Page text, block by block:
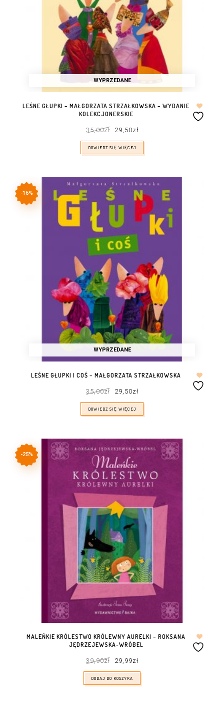
WYPRZEDANE
LEŚNE GŁUPKI – MAŁGORZATA STRZAŁKOWSKA – WYDANIE
KOLEKCJONERSKIE
35,00zł cena
wynosiła:
35,00zł.
29,50złcena
29,50zł.
DOWIEDZ SIĘ WIĘCEJ
WYPRZEDANE
-16%
LEŚNE GŁUPKI I COŚ – MAŁGORZATA STRZAŁKOWSKA
35,00zł cena
wynosiła:
35,00zł.
29,50złcena
29,50zł.
DOWIEDZ SIĘ WIĘCEJ
-25%
MALEŃKIE KRÓLESTWO KRÓLEWNY AURELKI – ROKSANA
JĘDRZEJEWSKA-WRÓBEL
39,90zł cena
wynosiła:
39,90zł.
29,99złcena
29,99zł.
DODAJ DO KOSZYKA